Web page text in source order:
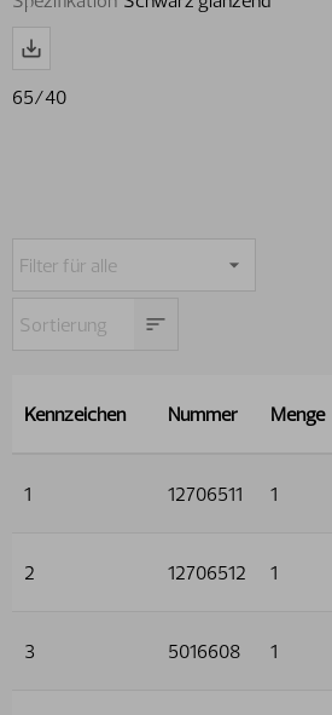
65/40
Kennzeichen Nummer Menge
1 12706511 1
2 12706512 1
3 5016608 1